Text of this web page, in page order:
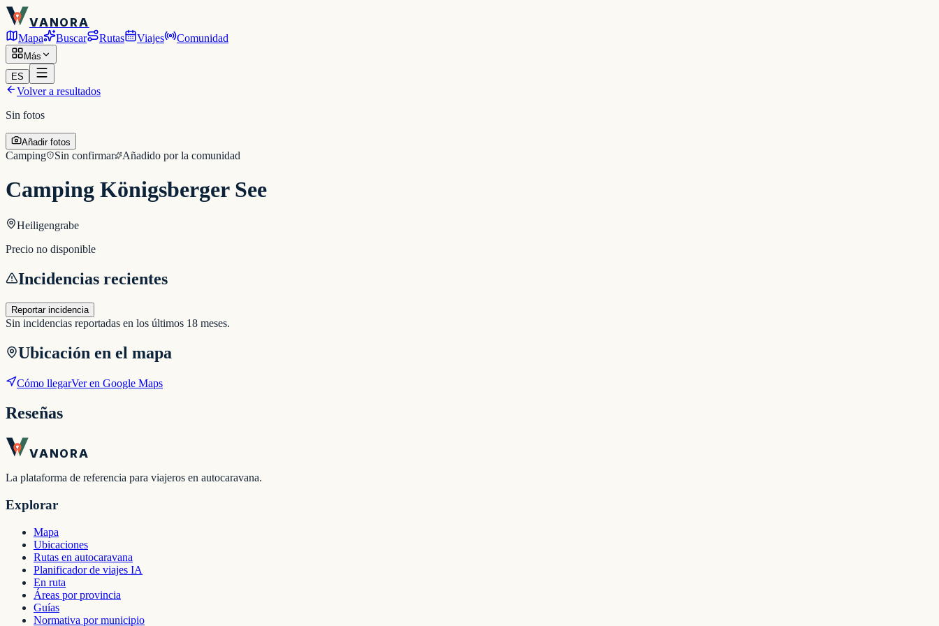
VANORA
Mapa Buscar Rutas Viajes Comunidad
Más
ES
Volver a resultados
Sin fotos
Añadir fotos
Camping Sin confirmar Añadido por la comunidad
Camping Königsberger See
Heiligengrabe
Precio no disponible
Incidencias recientes
Reportar incidencia
Sin incidencias reportadas en los últimos 18 meses.
Ubicación en el mapa
Cómo llegarVer en Google Maps
Reseñas
VANORA
La plataforma de referencia para viajeros en autocaravana.
Explorar
Mapa
Ubicaciones
Rutas en autocaravana
Planificador de viajes IA
En ruta
Áreas por provincia
Guías
Normativa por municipio